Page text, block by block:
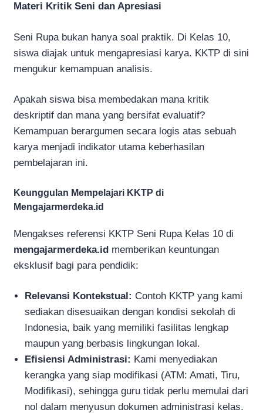
Materi Kritik Seni dan Apresiasi
Seni Rupa bukan hanya soal praktik. Di Kelas 10,
siswa diajak untuk mengapresiasi karya. KKTP di sini
mengukur kemampuan analisis.
Apakah siswa bisa membedakan mana kritik
deskriptif dan mana yang bersifat evaluatif?
Kemampuan berargumen secara logis atas sebuah
karya menjadi indikator utama keberhasilan
pembelajaran ini.
Keunggulan Mempelajari KKTP di
Mengajarmerdeka.id
Mengakses referensi KKTP Seni Rupa Kelas 10 di
mengajarmerdeka.id memberikan keuntungan
eksklusif bagi para pendidik:
Relevansi Kontekstual: Contoh KKTP yang kami
sediakan disesuaikan dengan kondisi sekolah di
Indonesia, baik yang memiliki fasilitas lengkap
maupun yang berbasis lingkungan lokal.
Efisiensi Administrasi: Kami menyediakan
kerangka yang siap modifikasi (ATM: Amati, Tiru,
Modifikasi), sehingga guru tidak perlu memulai dari
nol dalam menyusun dokumen administrasi kelas.